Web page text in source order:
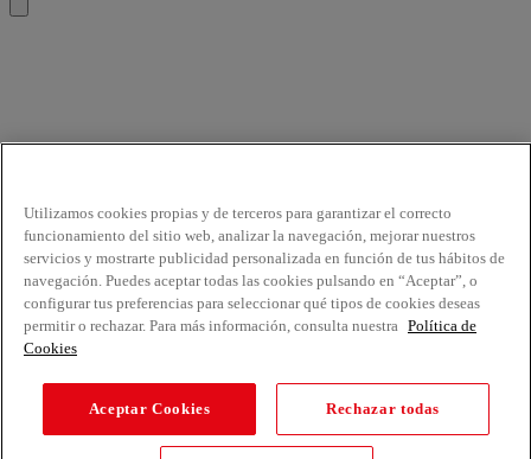
Utilizamos cookies propias y de terceros para garantizar el correcto
funcionamiento del sitio web, analizar la navegación, mejorar nuestros
servicios y mostrarte publicidad personalizada en función de tus hábitos de
navegación. Puedes aceptar todas las cookies pulsando en “Aceptar”, o
configurar tus preferencias para seleccionar qué tipos de cookies deseas
permitir o rechazar. Para más información, consulta nuestra Política de
Cookies
Aceptar Cookies Rechazar todas